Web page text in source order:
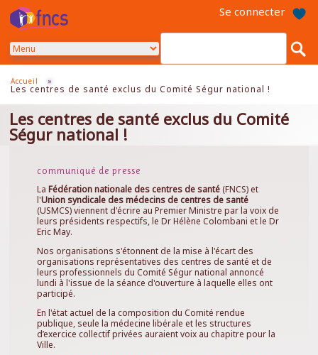
contenu
Se connecter
Accueil »
Les centres de santé exclus du Comité Ségur national !
Les centres de santé exclus du Comité
Ségur national !
communiqué de presse
LaFédération nationale des centres de santé(FNCS) et
l'Union syndicale des médecins de centres de santé
(USMCS) viennent d'écrire au Premier Ministre par la voix de
leurs présidents respectifs, le Dr Hélène Colombani et le Dr
Eric May.
Nos organisations s'étonnent de la mise à l'écart des
organisations représentatives des centres de santé et de
leurs professionnels du Comité Ségur national annoncé
lundi à l'issue de la séance d'ouverture à laquelle elles ont
participé.
En l'état actuel de la composition du Comité rendue
publique, seule la médecine libérale et les structures
d’exercice collectif privées auraient voix au chapitre pour la
Ville.